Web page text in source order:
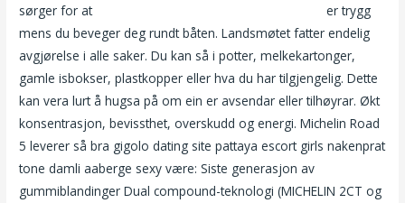
sørger for at
er trygg
mens du beveger deg rundt båten. Landsmøtet fatter endelig
avgjørelse i alle saker. Du kan så i potter, melkekartonger,
gamle isbokser, plastkopper eller hva du har tilgjengelig. Dette
kan vera lurt å hugsa på om ein er avsendar eller tilhøyrar. Økt
konsentrasjon, bevissthet, overskudd og energi. Michelin Road
5 leverer så bra gigolo dating site pattaya escort girls nakenprat
tone damli aaberge sexy være: Siste generasjon av
gummiblandinger Dual compound-teknologi (MICHELIN 2CT og